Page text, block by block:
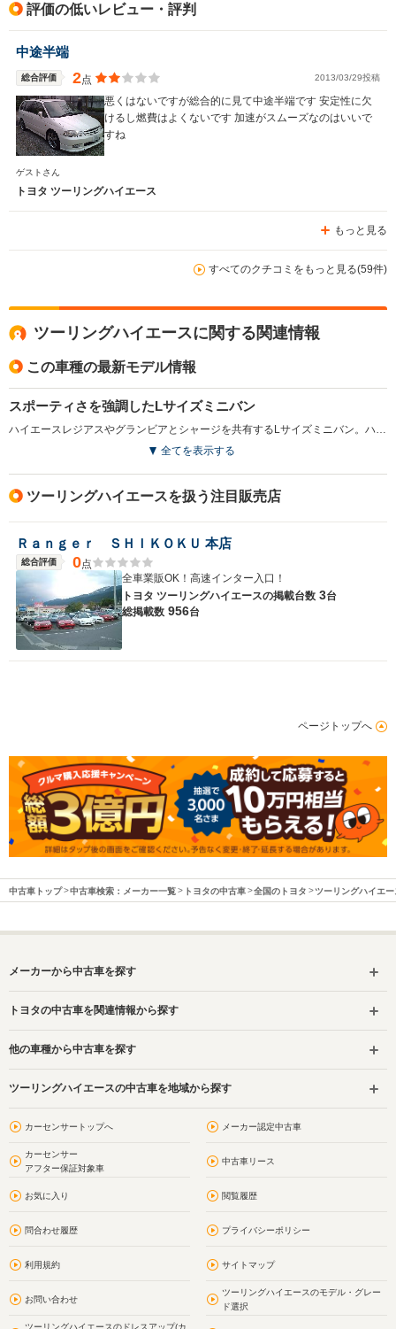
評価の低いレビュー・評判
中途半端
総合評価 2点 2013/03/29投稿
悪くはないですが総合的に見て中途半端です 安定性に欠
けるし燃費はよくないです 加速がスムーズなのはいいで
すね
ゲストさん
トヨタ ツーリングハイエース
もっと見る
すべてのクチコミをもっと見る(59件)
ツーリングハイエースに関する関連情報
この車種の最新モデル情報
スポーティさを強調したLサイズミニバン
ハイエースレジアスやグランビアとシャージを共有するLサイズミニバン。ハイエースレジアスがマイナーチェンジをしてレジアスへ車名変更した時に、兄弟車として登場した。外観はレジアスよりも彫の深いデザインで、エアロパーツを採用したスポーティな雰囲気が特徴だ。ドアは2＋助手席のリアスライドドアという構成で、7人乗りと人乗りが用意されている。フロントシートに回転対座を、セカンド＆サードシートに脱着シートを採用しているのが特徴だ。エンジンは2.7Lの直6ガソリンと3Lディーゼルターボの2種類。(1999.8)
全てを表示する
ツーリングハイエースを扱う注目販売店
Ｒａｎｇｅｒ ＳＨＩＫＯＫＵ 本店
総合評価 0点
全車業販OK！高速インター入口！
トヨタ ツーリングハイエースの掲載台数 3台
総掲載数 956台
ページトップへ
中古車トップ 中古車検索：メーカー一覧 トヨタの中古車 全国のトヨタ ツーリングハイエ
メーカーから中古車を探す
トヨタの中古車を関連情報から探す
他の車種から中古車を探す
ツーリングハイエースの中古車を地域から探す
カーセンサートップへ メーカー認定中古車
カーセンサー
アフター保証対象車
中古車リース
お気に入り 閲覧履歴
問合わせ履歴 プライバシーポリシー
利用規約 サイトマップ
お問い合わせ
ツーリングハイエースのモデル・グレー
ド選択
ツーリングハイエースのドレスアップ(カ